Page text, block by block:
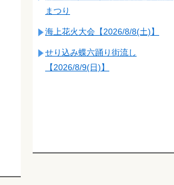
まつり
海上花火大会【2026/8/8(土)】
せり込み蝶六踊り街流し
【2026/8/9(日)】